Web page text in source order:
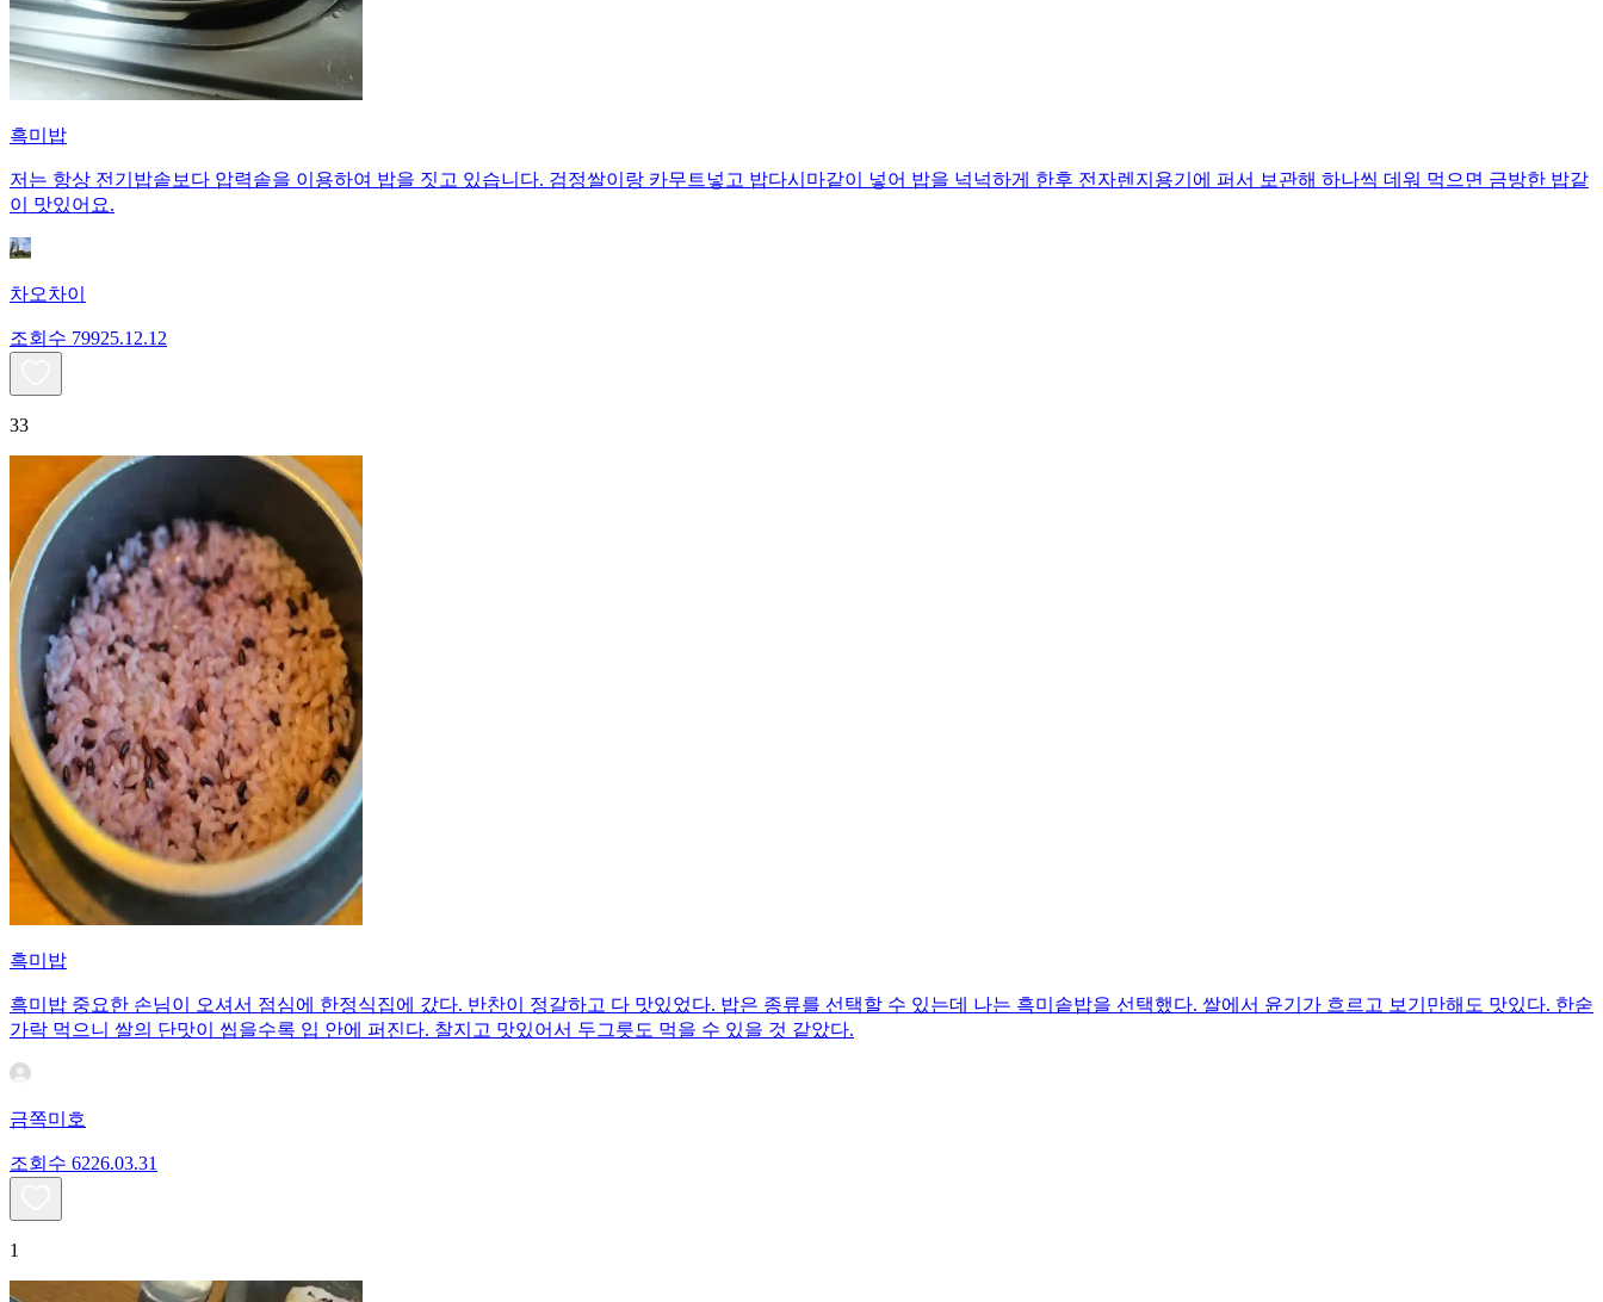
흑미밥
저는 항상 전기밥솥보다 압력솥을 이용하여 밥을 짓고 있습니다. 검정쌀이랑 카무트넣고 밥다시마같이 넣어 밥을 넉넉하게 한후 전자렌지용기에 퍼서 보관해 하나씩 데워 먹으면 금방한 밥같
이 맛있어요.
차오차이
조회수 79925.12.12
33
흑미밥
흑미밥 중요한 손님이 오셔서 점심에 한정식집에 갔다. 반찬이 정갈하고 다 맛있었다. 밥은 종류를 선택할 수 있는데 나는 흑미솥밥을 선택했다. 쌀에서 윤기가 흐르고 보기만해도 맛있다. 한숟
가락 먹으니 쌀의 단맛이 씹을수록 입 안에 퍼진다. 찰지고 맛있어서 두그릇도 먹을 수 있을 것 같았다.
금쪽미호
조회수 6226.03.31
1